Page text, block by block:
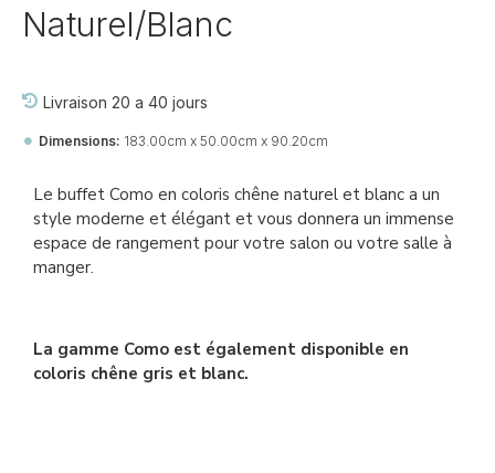
Naturel/Blanc
Livraison 20 a 40 jours
Dimensions: 183.00cm x 50.00cm x 90.20cm
Le buffet Como en coloris chêne naturel et blanc a un
style moderne et élégant et vous donnera un immense
espace de rangement pour votre salon ou votre salle à
manger.
La gamme Como est également disponible en
coloris chêne gris et blanc.